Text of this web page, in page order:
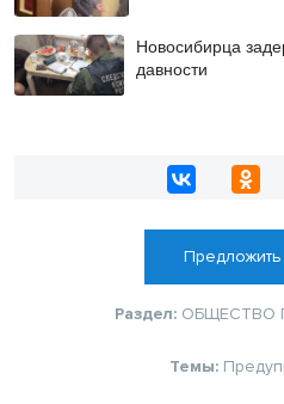
Новосибирца
давности
Предложить
Раздел: ОБЩЕСТВО
Темы: